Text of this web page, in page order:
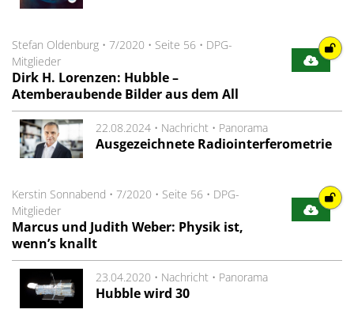
Stefan Oldenburg • 7/2020 • Seite 56 • DPG-
Mitglieder
Dirk H. Lorenzen: Hubble –
Atemberaubende Bilder aus dem All
22.08.2024 • Nachricht • Panorama
Ausgezeichnete Radiointerferometrie
Kerstin Sonnabend • 7/2020 • Seite 56 • DPG-
Mitglieder
Marcus und Judith Weber: Physik ist,
wenn’s knallt
23.04.2020 • Nachricht • Panorama
Hubble wird 30